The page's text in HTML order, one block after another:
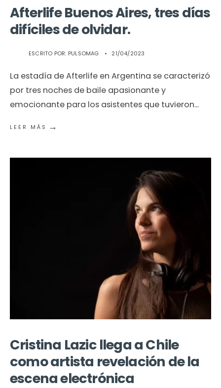
Afterlife Buenos Aires, tres días
difíciles de olvidar.
ESCRITO POR: PULSOMAG • 21/04/2023
La estadía de Afterlife en Argentina se caracterizó
por tres noches de baile apasionante y
emocionante para los asistentes que tuvieron...
LEER MÁS →
Cristina Lazic llega a Chile
como artista revelación de la
escena electrónica